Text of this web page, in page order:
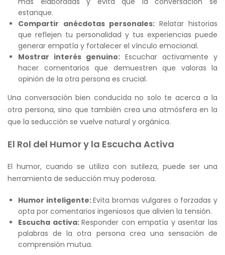
estanque.
Compartir anécdotas personales: Relatar historias
que reflejen tu personalidad y tus experiencias puede
generar empatía y fortalecer el vínculo emocional.
Mostrar interés genuino: Escuchar activamente y
hacer comentarios que demuestren que valoras la
opinión de la otra persona es crucial.
Una conversación bien conducida no solo te acerca a la
otra persona, sino que también crea una atmósfera en la
que la seducción se vuelve natural y orgánica.
El Rol del Humor y la Escucha Activa
El humor, cuando se utiliza con sutileza, puede ser una
herramienta de seducción muy poderosa.
Humor inteligente:Evita bromas vulgares o forzadas y
opta por comentarios ingeniosos que alivien la tensión.
Escucha activa:Responder con empatía y asentar las
palabras de la otra persona crea una sensación de
comprensión mutua.